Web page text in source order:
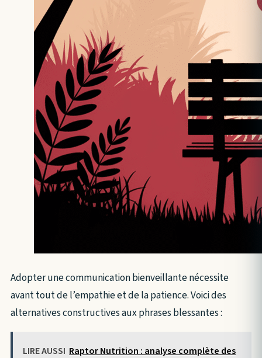
Adopter une communication bienveillante nécessite
avant tout de l’empathie et de la patience. Voici des
alternatives constructives aux phrases blessantes :
LIRE AUSSI Raptor Nutrition : analyse complète des